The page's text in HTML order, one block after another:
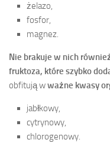
żelazo,
fosfor,
magnez.
Nie brakuje w nich
fruktoza, które szybko
obfitują wważne kwasy
jabłkowy,
cytrynowy,
chlorogenowy.